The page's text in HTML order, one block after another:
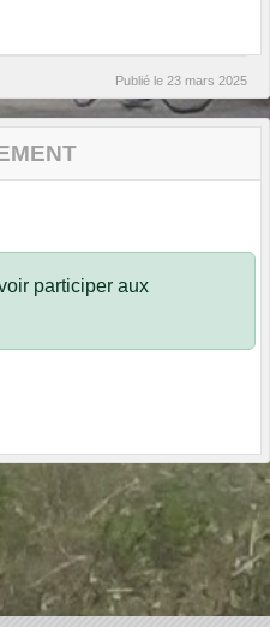
Publié le 23 mars 2025
participer aux